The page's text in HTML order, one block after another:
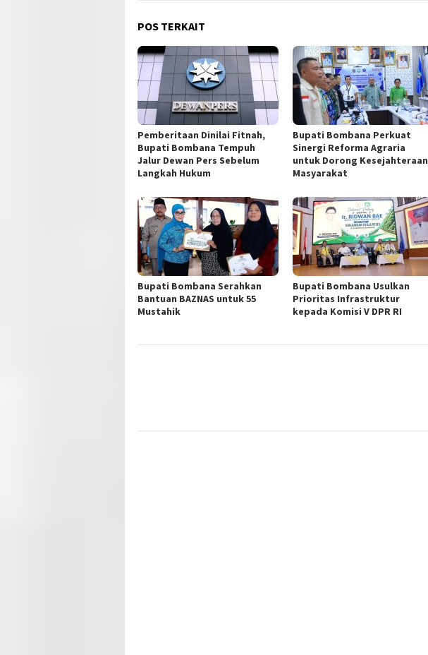
POS TERKAIT
Pemberitaan Dinilai Fitnah,
Bupati Bombana Tempuh
Jalur Dewan Pers Sebelum
Langkah Hukum
Bupati Bombana Perkuat
Sinergi Reforma Agraria
untuk Dorong Kesejahteraan
Masyarakat
Bupati Bombana Serahkan
Bantuan BAZNAS untuk 55
Mustahik
Bupati Bombana Usulkan
Prioritas Infrastruktur
kepada Komisi V DPR RI